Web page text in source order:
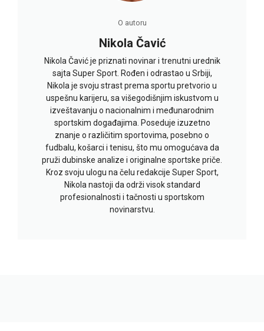
O autoru
Nikola Čavić
Nikola Čavić je priznati novinar i trenutni urednik
sajta Super Sport. Rođen i odrastao u Srbiji,
Nikola je svoju strast prema sportu pretvorio u
uspešnu karijeru, sa višegodišnjim iskustvom u
izveštavanju o nacionalnim i međunarodnim
sportskim događajima. Poseduje izuzetno
znanje o različitim sportovima, posebno o
fudbalu, košarci i tenisu, što mu omogućava da
pruži dubinske analize i originalne sportske priče.
Kroz svoju ulogu na čelu redakcije Super Sport,
Nikola nastoji da održi visok standard
profesionalnosti i tačnosti u sportskom
novinarstvu.